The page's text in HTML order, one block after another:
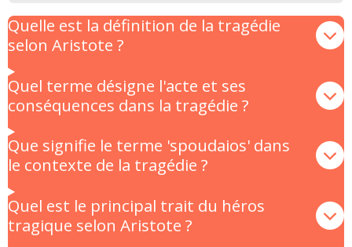
Quelle est la définition de la tragédie
selon Aristote ?
Quel terme désigne l'acte et ses
conséquences dans la tragédie ?
Que signifie le terme 'spoudaios' dans
le contexte de la tragédie ?
Quel est le principal trait du héros
tragique selon Aristote ?